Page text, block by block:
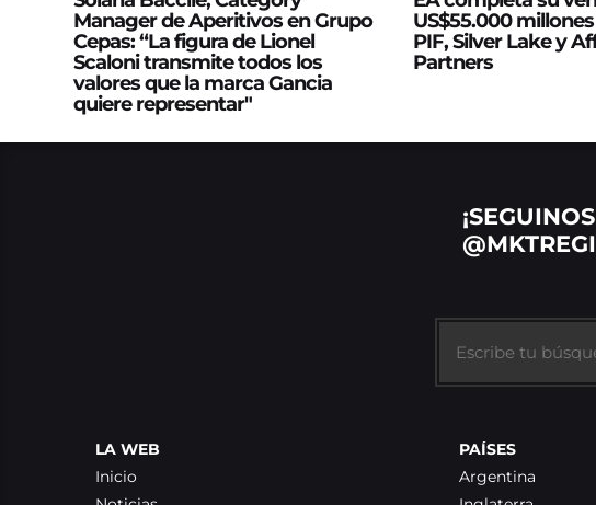
Manager de Aperitivos en Grupo
Cepas: “La figura de Lionel
Scaloni transmite todos los
valores que la marca Gancia
quiere representar"
US$55.000
PIF, Silver Lake y
Partners
LA WEB
Inicio
PAÍSES
Argentina